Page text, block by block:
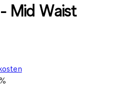
Mid Waist